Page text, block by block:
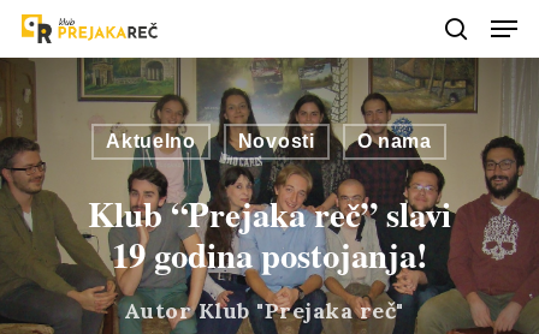
Aktuelno Novosti O nama
Klub “Prejaka reč” slavi
19 godina postojanja!
AutorKlub "Prejaka reč"